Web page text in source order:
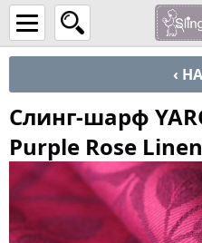
‹
Слинг-шарф
Purple Rose